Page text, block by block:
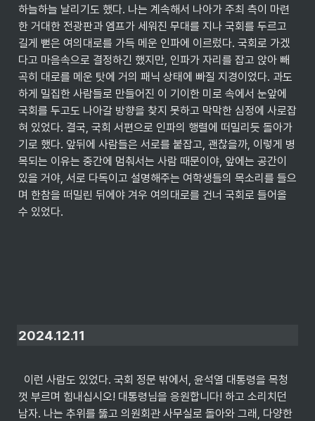
하늘하늘 날리기도 했다. 나는 계속해서 나아가 주최 측이 마련
한 거대한 전광판과 엠프가 세워진 무대를 지나 국회를 두르고
길게 뻗은 여의대로를 가득 메운 인파에 이르렀다. 국회로 가겠
다고 마음속으로 결정하긴 했지만, 인파가 자리를 잡고 앉아 빼
곡히 대로를 메운 탓에 거의 패닉 상태에 빠질 지경이었다. 과도
하게 밀집한 사람들로 만들어진 이 기이한 미로 속에서 눈앞에
국회를 두고도 나아갈 방향을 찾지 못하고 막막한 심정에 사로잡
혀 있었다. 결국, 국회 서편으로 인파의 행렬에 떠밀리듯 돌아가
기로 했다. 앞뒤에 사람들은 서로를 붙잡고, 괜찮을까, 이렇게 병
목되는 이유는 중간에 멈춰서는 사람 때문이야, 앞에는 공간이
있을 거야, 서로 다독이고 설명해주는 여학생들의 목소리를 들으
며 한참을 떠밀린 뒤에야 겨우 여의대로를 건너 국회로 들어올
수 있었다.
2024.12.11
껏 부르며 힘내십시오! 대통령님을 응원합니다! 하고 소리치던
남자. 나는 추위를 뚫고 의원회관 사무실로 돌아와 그래, 다양한